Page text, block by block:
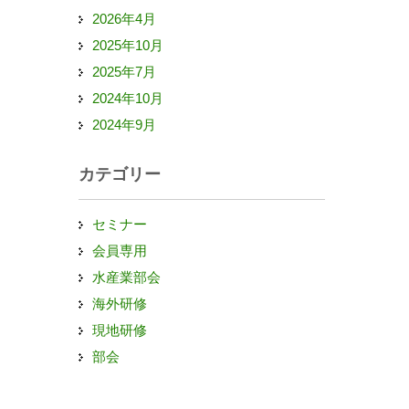
2026年4月
2025年10月
2025年7月
2024年10月
2024年9月
カテゴリー
セミナー
会員専用
水産業部会
海外研修
現地研修
部会